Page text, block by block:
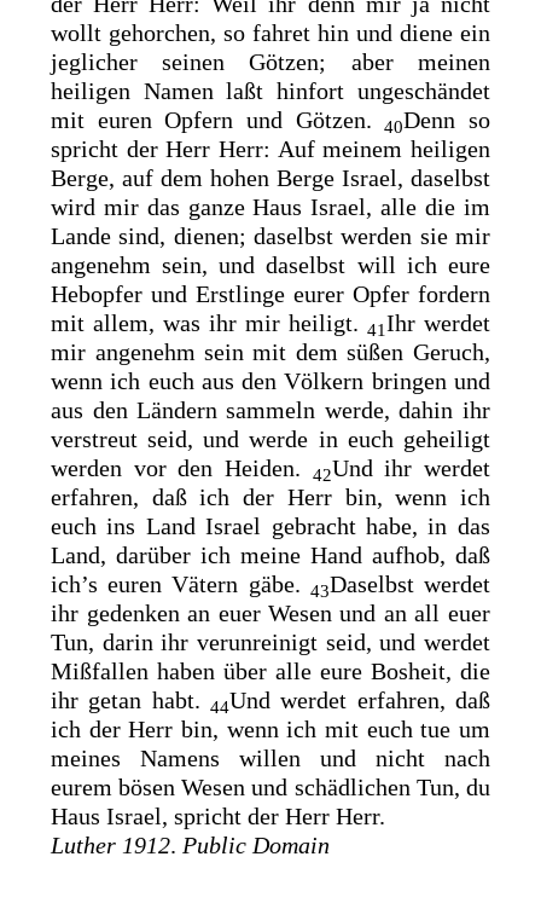
wollt gehorchen, so fahret hin und diene ein
jeglicher seinen Götzen; aber meinen
heiligen Namen laßt hinfort ungeschändet
mit euren Opfern und Götzen.
40Denn so
spricht der Herr Herr: Auf meinem heiligen
Berge,auf dem hohen Berge Israel, daselbst
wird mir das ganze Haus Israel, alle die im
Lande sind, dienen; daselbst werden sie mir
angenehm sein, und daselbst will ich eure
Hebopfer und Erstlinge eurer Opfer fordern
mit allem, was ihr mir heiligt. 41Ihr werdet
mir angenehm sein mit dem süßen Geruch,
wenn ich euch aus den Völkern bringen und
aus den Ländern sammeln werde, dahin ihr
verstreut seid, und werde in euch geheiligt
werden vor den Heiden.
42Und ihr werdet
erfahren, daß ich der Herr bin, wenn ich
euch ins Land Israel gebracht habe, in das
Land, darüber ich meine Hand aufhob, daß
ich’s euren Vätern gäbe. 43Daselbst werdet
ihr gedenken an euer Wesen und an all euer
Tun, darin ihr verunreinigt seid, und werdet
Mißfallen haben über alle eure Bosheit, die
ihr getan habt. 44Und werdet erfahren, daß
ich der Herr bin, wenn ich mit euch tue um
meines Namens willen und nicht nach
eurem bösen Wesen und schädlichen Tun, du
Haus Israel, spricht der Herr Herr.
Luther 1912. Public Domain